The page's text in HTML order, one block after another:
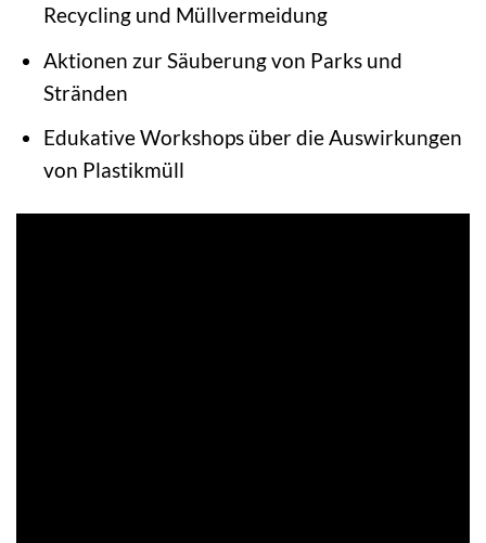
Recycling und Müllvermeidung
Aktionen zur Säuberung von Parks und
Stränden
Edukative Workshops über die Auswirkungen
von Plastikmüll